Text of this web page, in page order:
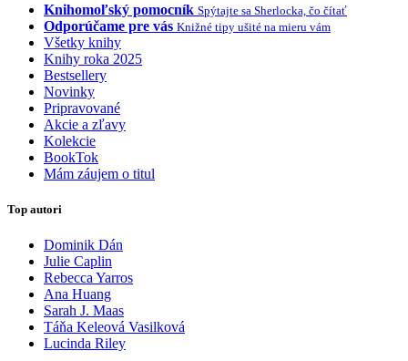
Knihomoľský pomocník Spýtajte sa Sherlocka, čo čítať
Odporúčame pre vás Knižné tipy ušité na mieru vám
Všetky knihy
Knihy roka 2025
Bestsellery
Novinky
Pripravované
Akcie a zľavy
Kolekcie
BookTok
Mám záujem o titul
Top autori
Dominik Dán
Julie Caplin
Rebecca Yarros
Ana Huang
Sarah J. Maas
Táňa Keleová Vasilková
Lucinda Riley